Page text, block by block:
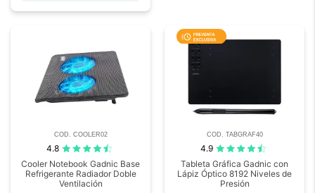
COD. COOLER02
4.8
Cooler Notebook Gadnic Base
Refrigerante Radiador Doble
Ventilación
COD. TABGRAF40
4.9
Tableta Gráfica Gadnic con
Lápiz Óptico 8192 Niveles de
Presión